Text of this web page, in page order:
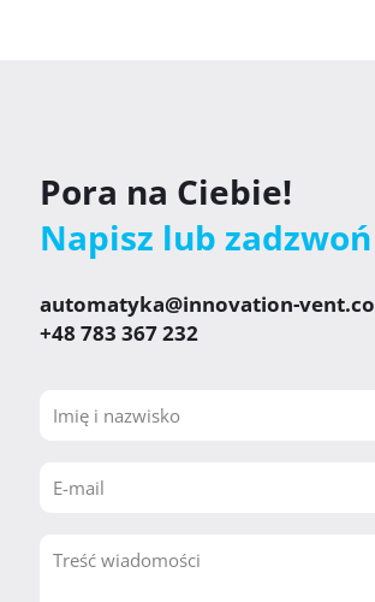
Pora na Ciebie!
Napisz lub zadzwoń
automatyka@innovation-vent.co
+48 783 367 232